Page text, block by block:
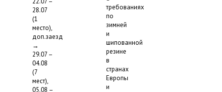
28.07
(1
место),
доп.заезд
→
29.07 –
04.08
(7
мест),
05.08 –
требованиях
по
зимней
и
шипованной
резине
в
странах
Европы
и